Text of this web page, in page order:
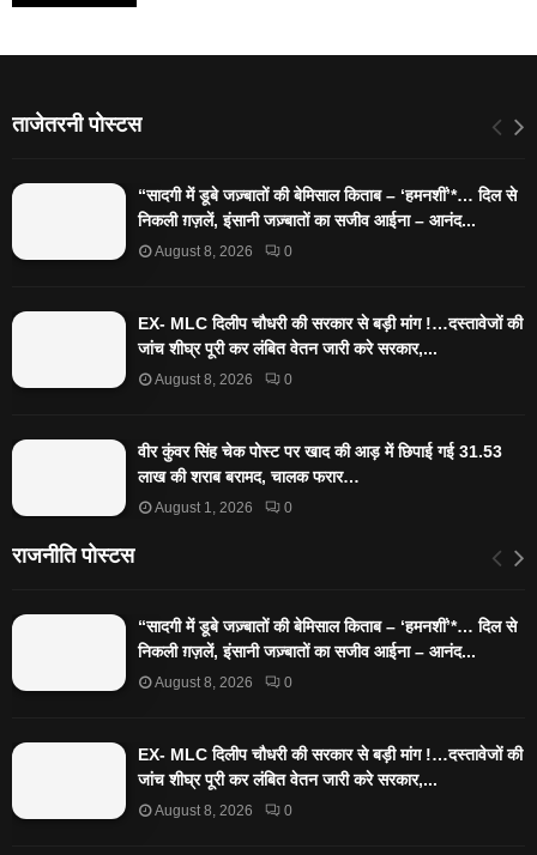
ताजेतरनी पोस्टस
“सादगी में डूबे जज़्बातों की बेमिसाल किताब – ‘हमनशीं’*… दिल से
निकली ग़ज़लें, इंसानी जज़्बातों का सजीव आईना – आनंद...
August 8, 2026 0
EX- MLC दिलीप चौधरी की सरकार से बड़ी मांग !…दस्तावेजों की
जांच शीघ्र पूरी कर लंबित वेतन जारी करे सरकार,...
August 8, 2026 0
वीर कुंवर सिंह चेक पोस्ट पर खाद की आड़ में छिपाई गई 31.53
लाख की शराब बरामद, चालक फरार…
August 1, 2026 0
राजनीति पोस्टस
“सादगी में डूबे जज़्बातों की बेमिसाल किताब – ‘हमनशीं’*… दिल से
निकली ग़ज़लें, इंसानी जज़्बातों का सजीव आईना – आनंद...
August 8, 2026 0
EX- MLC दिलीप चौधरी की सरकार से बड़ी मांग !…दस्तावेजों की
जांच शीघ्र पूरी कर लंबित वेतन जारी करे सरकार,...
August 8, 2026 0